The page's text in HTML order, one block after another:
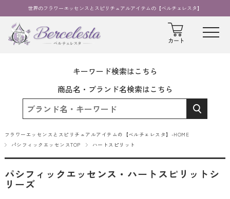
世界のフラワーエッセンスとスピリチュアルアイテムの【ベルチェレスタ】
キーワード検索はこちら
商品名・ブランド名検索はこちら
フラワーエッセンスとスピリチュアルアイテムの【ベルチェレスタ】-HOME
パシフィックエッセンスTOP
ハートスピリット
パシフィックエッセンス・ハートスピリットシ
リーズ